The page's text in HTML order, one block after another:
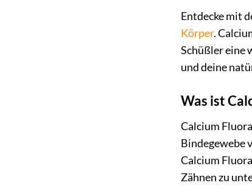
Entdecke mit
Körper.
Schüßler eine
und deine
Was ist
Calcium
Bindegewebe
Calcium
Zähnen zu